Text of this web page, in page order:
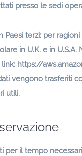
presso le sedi
Paesi terzi: per
in U.K. e in
https://
vengono trasferiti
utili.
per il tempo